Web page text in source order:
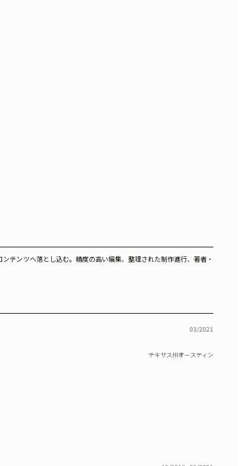
テンツへ落とし込む。精度の高い編集、整理された制作進行、著者・
03/2021
テキサス州オースティン